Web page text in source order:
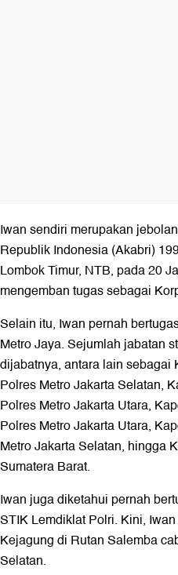
Iwan sendiri merupakan
Republik Indonesia (Akabri)
Lombok Timur, NTB, pada 20
mengemban tugas sebagai
Selain itu, Iwan pernah
Metro Jaya. Sejumlah jabatan
dijabatnya, antara lain sebagai
Polres Metro Jakarta Selatan,
Polres Metro Jakarta Utara,
Polres Metro Jakarta Utara,
Metro Jakarta Selatan, hingga
Sumatera Barat.
Iwan juga diketahui pernah
STIK Lemdiklat Polri. Kini,
Kejagung di Rutan Salemba
Selatan.